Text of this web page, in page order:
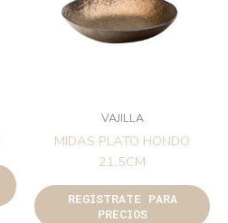
VAJILLA
MIDAS PLATO HONDO
21,5CM
REGÍSTRATE PARA
PRECIOS